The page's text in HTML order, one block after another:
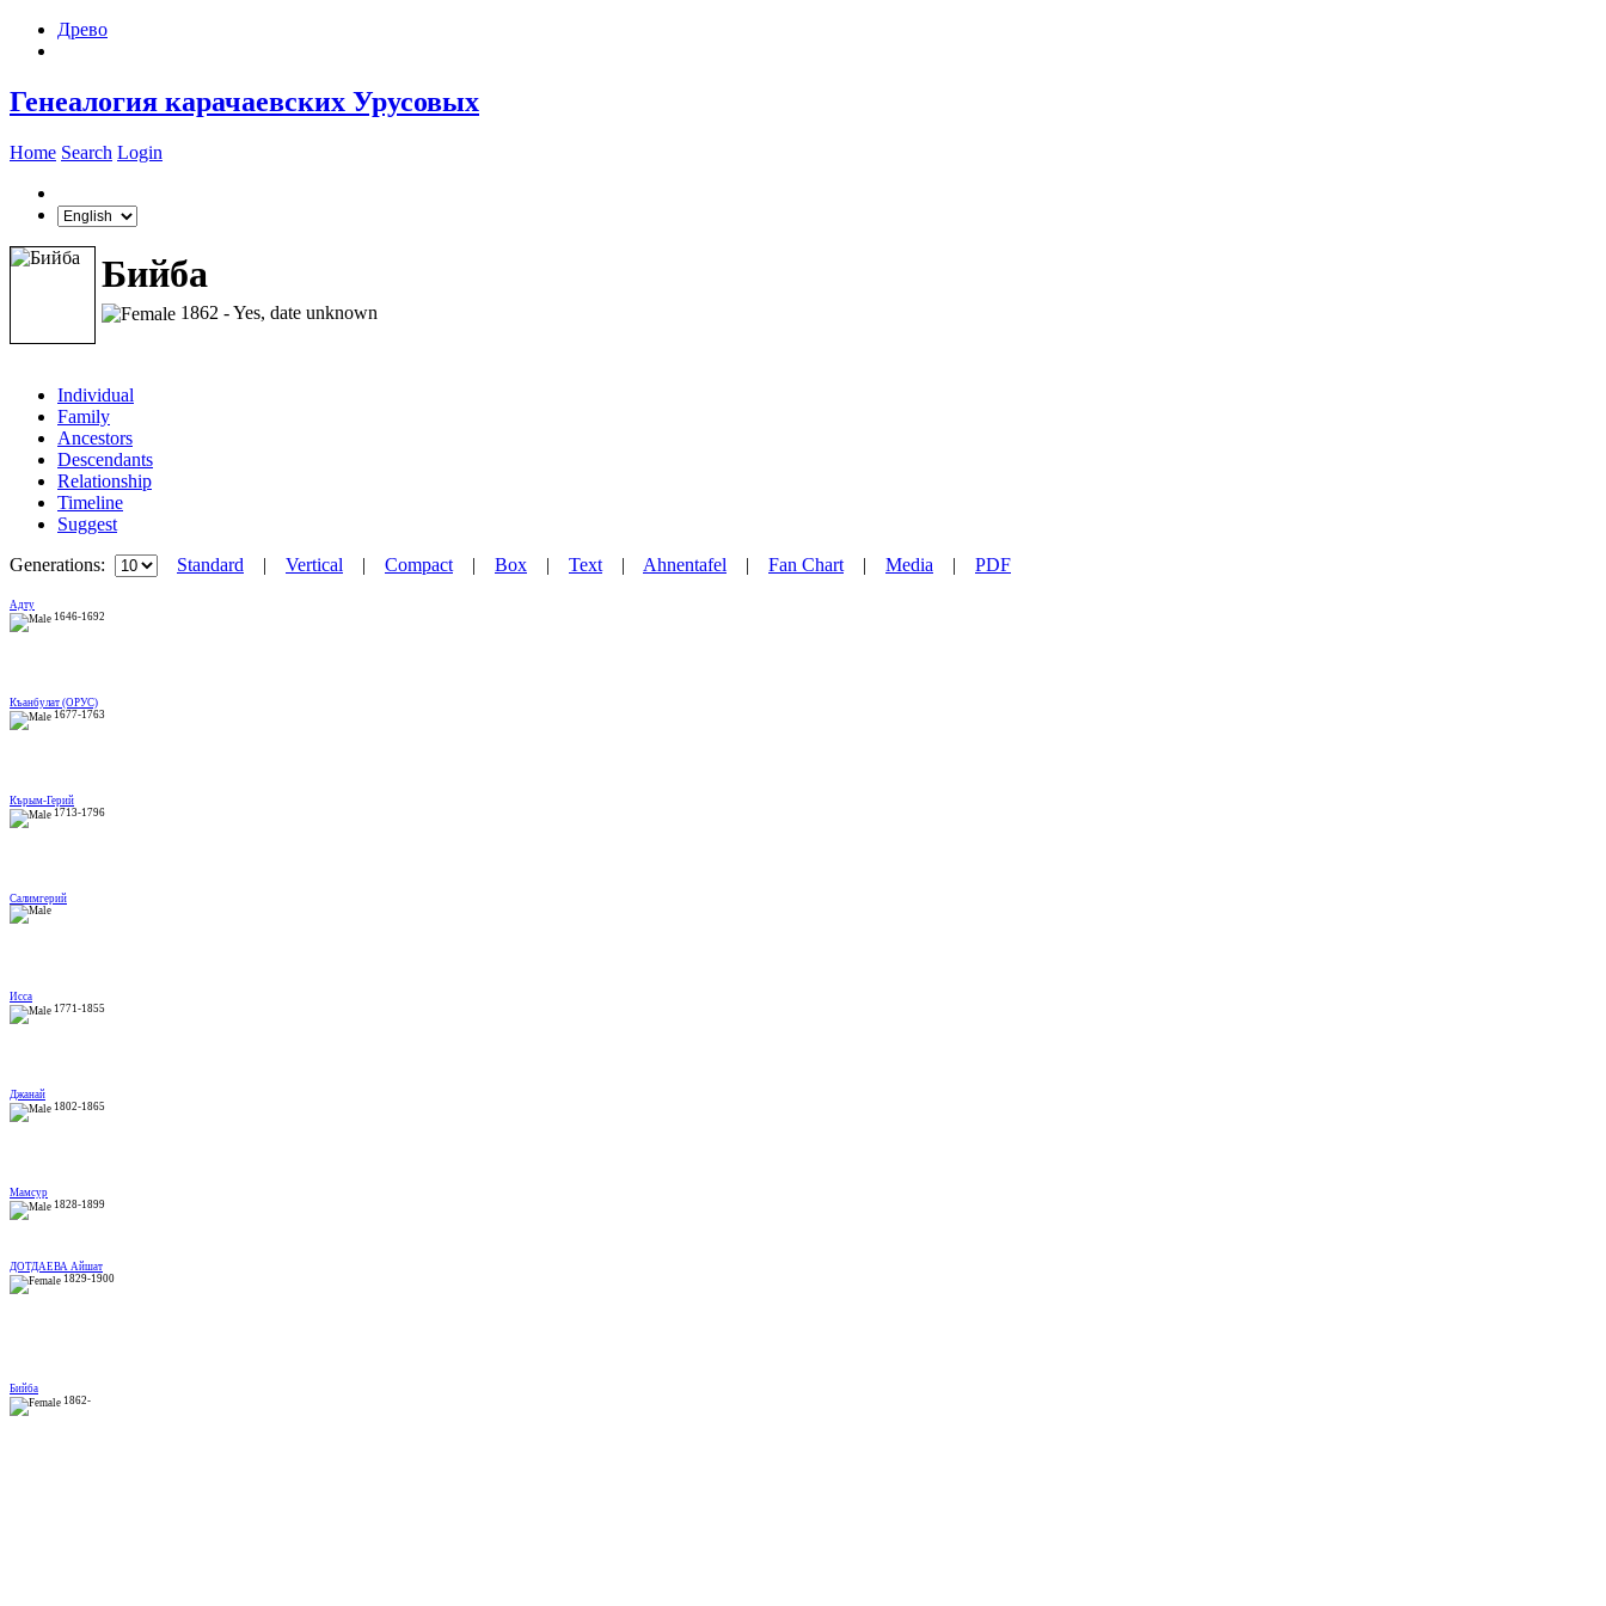
Древо
Генеалогия карачаевских Урусовых
Home Search Login
Бийба
1862 - Yes, date unknown
Individual
Family
Ancestors
Descendants
Relationship
Timeline
Suggest
Generations:
Standard | Vertical | Compact | Box | Text | Ahnentafel | Fan Chart | Media | PDF
Адту
1646-1692
Къанбулат (ОРУС)
1677-1763
Кърым-Герий
1713-1796
Салимгерий
Исса
1771-1855
Джанай
1802-1865
Мамсур
1828-1899
ДОТДАЕВА Айшат
1829-1900
Бийба
1862-